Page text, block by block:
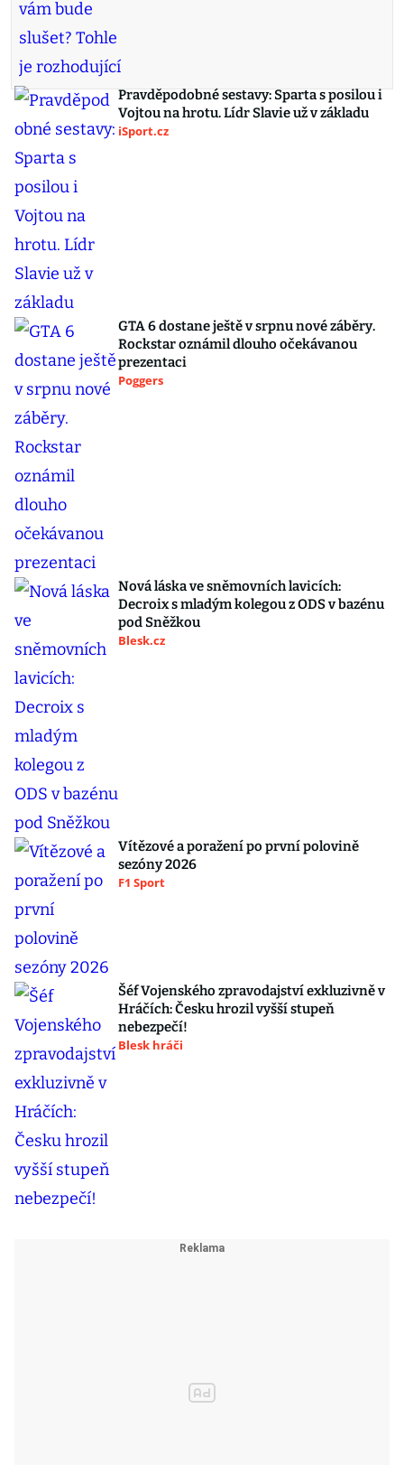
Pravděpodobné sestavy: Sparta s posilou i
Vojtou na hrotu. Lídr Slavie už v základu
iSport.cz
GTA 6 dostane ještě v srpnu nové záběry.
Rockstar oznámil dlouho očekávanou
prezentaci
Poggers
Nová láska ve sněmovních lavicích:
Decroix s mladým kolegou z ODS v bazénu
pod Sněžkou
Blesk.cz
Vítězové a poražení po první polovině
sezóny 2026
F1 Sport
Šéf Vojenského zpravodajství exkluzivně v
Hráčích: Česku hrozil vyšší stupeň
nebezpečí!
Blesk hráči